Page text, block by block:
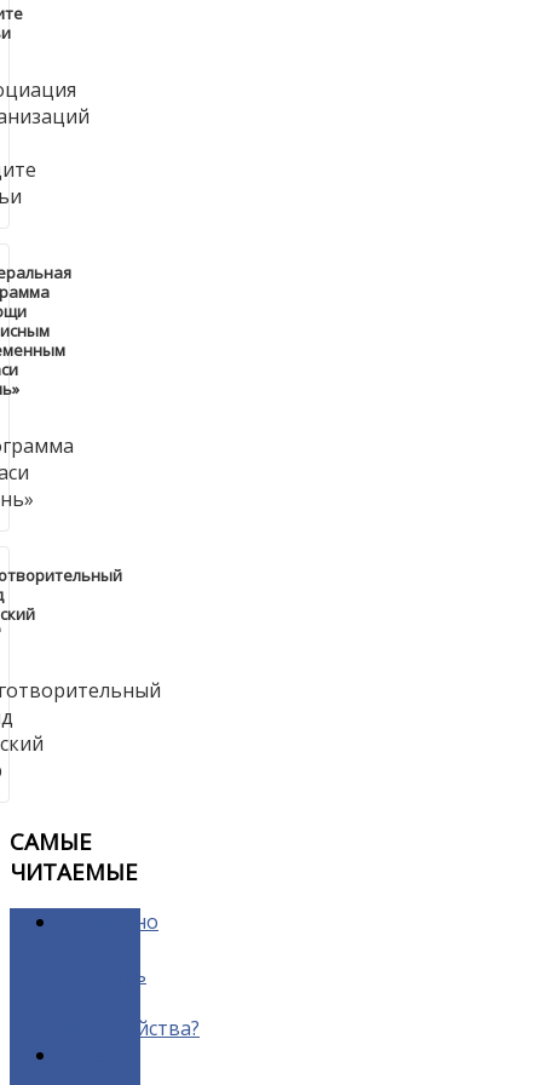
САМЫЕ
ЧИТАЕМЫЕ
Возможно
искупить
детоубийства?